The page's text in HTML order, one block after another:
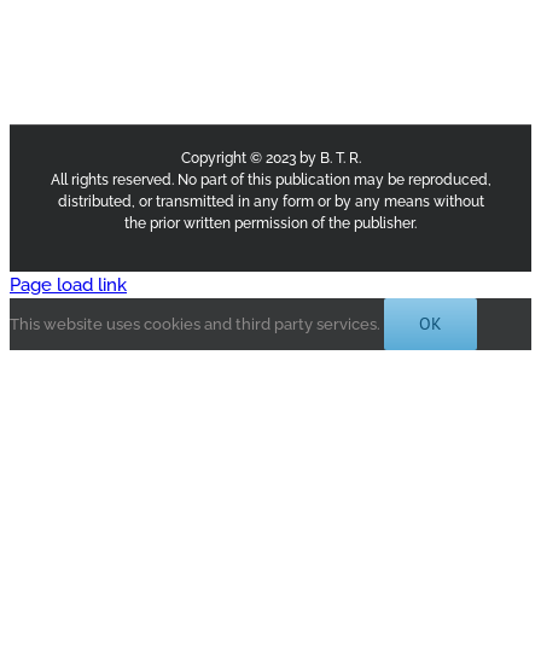
Copyright © 2023 by B. T. R.
All rights reserved. No part of this publication may be reproduced,
distributed, or transmitted in any form or by any means without
the prior written permission of the publisher.
Page load link
This website uses cookies and third party services. OK